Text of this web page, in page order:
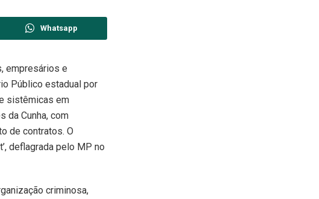
Whatsapp
empresários e
Público estadual por
sistêmicas em
da Cunha, com
de contratos. O
deflagrada pelo MP no
criminosa,